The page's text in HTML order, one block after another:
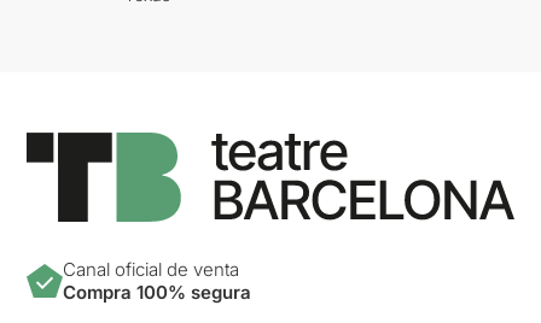
Canal oficial de venta
Compra 100% segura